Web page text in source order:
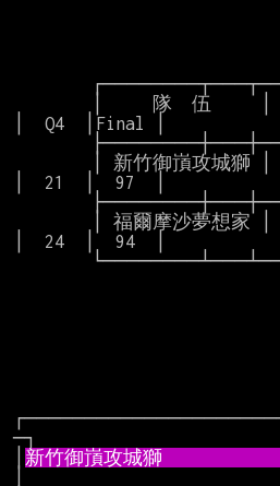
│  Q4  │Final │
│  21  │  97  │
│  24  │  94  │
─┐